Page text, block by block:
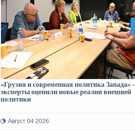
«Грузия и современная политика Запада» –
эксперты оценили новые реалии внешней
политики
Август 04 2026